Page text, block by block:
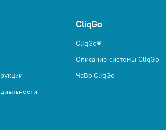
CliqGo
CliqGo®
Описание системы CliqGo
ЧаВо CliqGo